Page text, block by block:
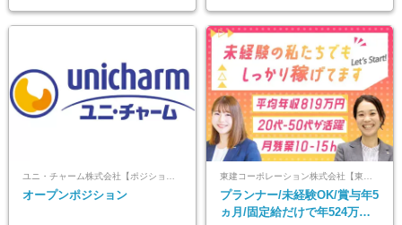
オープンポジション
プランナー/未経験OK/賞与年5
ヵ月/固定給だけで年524万円